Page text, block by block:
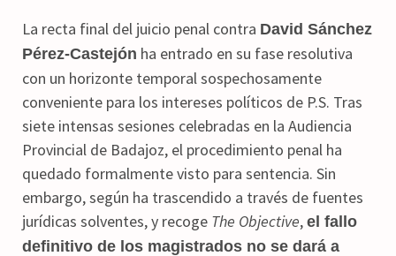
La recta final del juicio penal contra David Sánchez
Pérez-Castejón ha entrado en su fase resolutiva
con un horizonte temporal sospechosamente
conveniente para los intereses políticos de P.S. Tras
siete intensas sesiones celebradas en la Audiencia
Provincial de Badajoz, el procedimiento penal ha
quedado formalmente visto para sentencia. Sin
embargo, según ha trascendido a través de fuentes
jurídicas solventes, y recoge The Objective, el fallo
definitivo de los magistrados no se dará a